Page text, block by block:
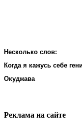
Несколько слов:
Когда я кажусь себе
Окуджава
Реклама на cайте